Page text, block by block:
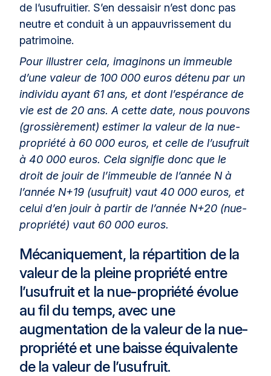
de l’usufruitier. S’en dessaisir n’est donc pas
neutre et conduit à un appauvrissement du
patrimoine.
Pour illustrer cela, imaginons un immeuble
d’une valeur de 100 000 euros détenu par un
individu ayant 61 ans, et dont l’espérance de
vie est de 20 ans. A cette date, nous pouvons
(grossièrement) estimer la valeur de la nue-
propriété à 60 000 euros, et celle de l’usufruit
à 40 000 euros. Cela signifie donc que le
droit de jouir de l’immeuble de l’année N à
l’année N+19 (usufruit) vaut 40 000 euros, et
celui d’en jouir à partir de l’année N+20 (nue-
propriété) vaut 60 000 euros.
Mécaniquement, la répartition de la
valeur de la pleine propriété entre
l’usufruit et la nue-propriété évolue
au fil du temps, avec une
augmentation de la valeur de la nue-
propriété et une baisse équivalente
de la valeur de l’usufruit.